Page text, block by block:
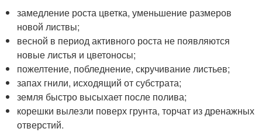
замедление роста цветка, уменьшение размеров
новой листвы;
весной в период активного роста не появляются
новые листья и цветоносы;
пожелтение, побледнение, скручивание листьев;
запах гнили, исходящий от субстрата;
земля быстро высыхает после полива;
корешки вылезли поверх грунта, торчат из дренажных
отверстий.